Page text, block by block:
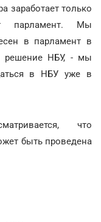
заработает только
парламент. Мы
в парламент в
решение НБУ, - мы
в НБУ уже в
что
быть проведена